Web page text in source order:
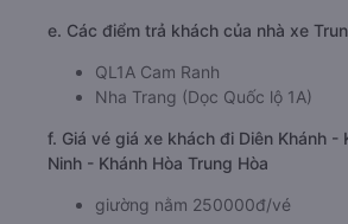
e. Các điểm trả khách của nhà xe
QL1A Cam Ranh
Nha Trang (Dọc Quốc lộ 1A)
f. Giá vé giá xe khách đi Diên Khánh -
Ninh - Khánh Hòa Trung Hòa
giường nằm 250000đ/vé